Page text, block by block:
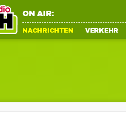
ON AIR:
NACHRICHTEN VERKEHR